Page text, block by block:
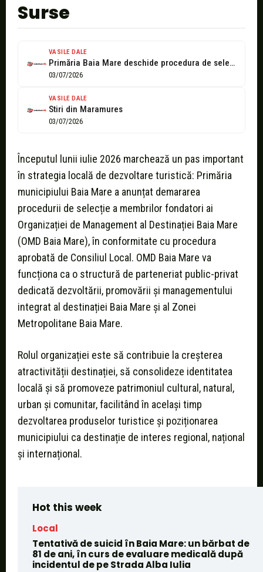
Surse
VASILE DALE
Primăria Baia Mare deschide procedura de selecție pentru membrii fondatori ai OMD...
03/07/2026
VASILE DALE
Stiri din Maramures
03/07/2026
Începutul lunii iulie 2026 marchează un pas important
în strategia locală de dezvoltare turistică: Primăria
municipiului Baia Mare a anunțat demararea
procedurii de selecție a membrilor fondatori ai
Organizației de Management al Destinației Baia Mare
(OMD Baia Mare), în conformitate cu procedura
aprobată de Consiliul Local. OMD Baia Mare va
funcționa ca o structură de parteneriat public-privat
dedicată dezvoltării, promovării și managementului
integrat al destinației Baia Mare și al Zonei
Metropolitane Baia Mare.
Rolul organizației este să contribuie la creșterea
atractivității destinației, să consolideze identitatea
locală și să promoveze patrimoniul cultural, natural,
urban și comunitar, facilitând în același timp
dezvoltarea produselor turistice și poziționarea
municipiului ca destinație de interes regional, național
și internațional.
Hot this week
Local
Tentativă de suicid în Baia Mare: un bărbat de
81 de ani, în curs de evaluare medicală după
incidentul de pe Strada Alba Iulia